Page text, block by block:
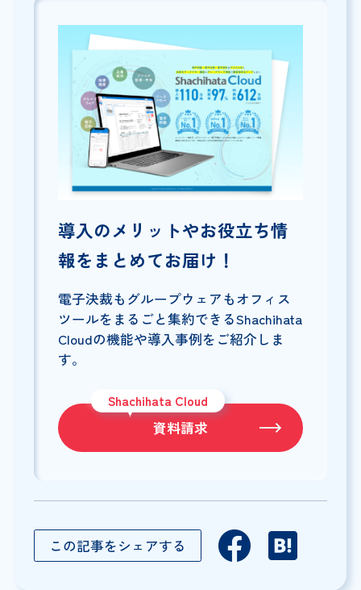
導入のメリットやお役立ち情
報をまとめてお届け！
電子決裁もグループウェアもオフィス
ツールをまるごと集約できるShachihata
Cloudの機能や導入事例をご紹介しま
す。
Shachihata Cloud
資料請求
この記事をシェアする